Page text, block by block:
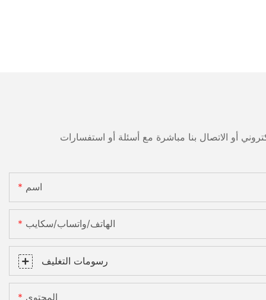
اسم
الهاتف/واتساب/سكايب
رسومات التغليف
المحتوى